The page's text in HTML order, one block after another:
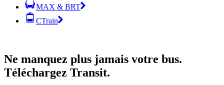
MAX & BRT
CTrain
Ne manquez plus jamais votre bus.
Téléchargez Transit.